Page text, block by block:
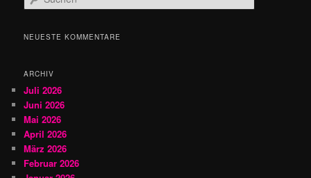
u
h
NEUESTE KOMMENTARE
ARCHIV
Juli 2026
Juni 2026
Mai 2026
April 2026
März 2026
Februar 2026